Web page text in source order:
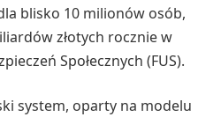
blisko 10 milionów osób,
złotych rocznie w
Społecznych (FUS).
system, oparty na modelu